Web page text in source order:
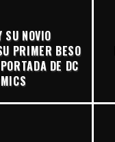
SU NOVIO
PRIMER BESO
DE DC